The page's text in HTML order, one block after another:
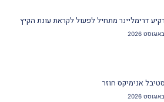
דרימליינר מתחיל לפעול לקראת עונת הקיץ
אנימיקס חוזר